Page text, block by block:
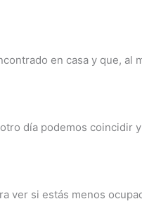
en casa y que, al
día podemos coincidir
ver si estás menos